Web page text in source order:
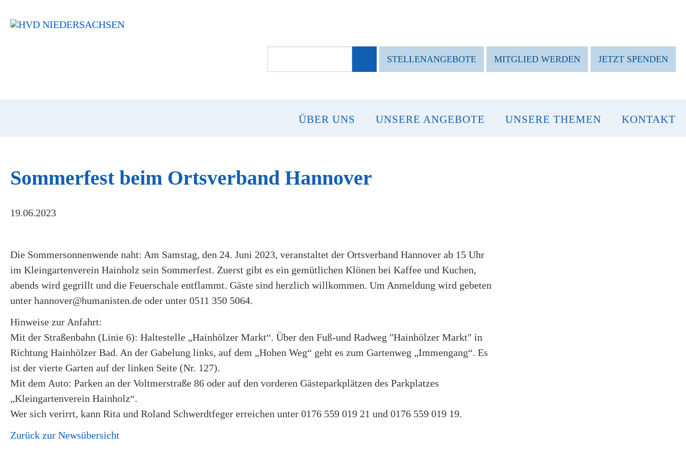
STELLENANGEBOTE MITGLIED WERDEN JETZT SPENDEN
ÜBER UNS UNSERE ANGEBOTE UNSERE THEMEN KONTAKT
Sommerfest beim Ortsverband Hannover
19.06.2023
Die Sommersonnenwende naht: Am Samstag, den 24. Juni 2023, veranstaltet der Ortsverband Hannover ab 15 Uhr
im Kleingartenverein Hainholz sein Sommerfest. Zuerst gibt es ein gemütlichen Klönen bei Kaffee und Kuchen,
abends wird gegrillt und die Feuerschale entflammt. Gäste sind herzlich willkommen. Um Anmeldung wird gebeten
unter hannover@humanisten.de oder unter 0511 350 5064.
Hinweise zur Anfahrt:
Mit der Straßenbahn (Linie 6): Haltestelle „Hainhölzer Markt“. Über den Fuß-und Radweg "Hainhölzer Markt" in
Richtung Hainhölzer Bad. An der Gabelung links, auf dem „Hohen Weg“ geht es zum Gartenweg „Immengang“. Es
ist der vierte Garten auf der linken Seite (Nr. 127).
Mit dem Auto: Parken an der Voltmerstraße 86 oder auf den vorderen Gästeparkplätzen des Parkplatzes
„Kleingartenverein Hainholz“.
Wer sich verirrt, kann Rita und Roland Schwerdtfeger erreichen unter 0176 559 019 21 und 0176 559 019 19.
Zurück zur Newsübersicht